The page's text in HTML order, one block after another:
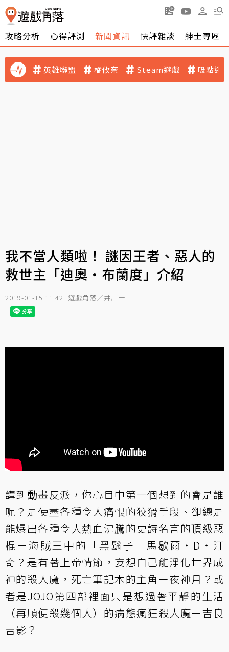
攻略分析 心得評測 新聞資訊 快評雜談 紳士專區
英雄聯盟 橘攸奈 Steam遊戲 吸點迷
我不當人類啦！ 謎因王者、惡人的
救世主「迪奧‧布蘭度」介紹
2019-01-15 11:42 遊戲角落／井川一
講到動畫反派，你心目中第一個想到的會是誰
呢？是使盡各種令人痛恨的狡猾手段、卻總是
能爆出各種令人熱血沸騰的史詩名言的頂級惡
棍ー海賊王中的「黑鬍子」馬歇爾・D・汀
奇？是有著上帝情節，妄想自己能淨化世界成
神的殺人魔，死亡筆記本的主角ー夜神月？或
者是JOJO第四部裡面只是想過著平靜的生活
（再順便殺幾個人）的病態瘋狂殺人魔ー吉良
吉影？